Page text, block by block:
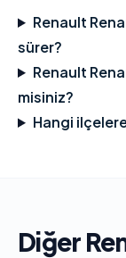
Renault
sürer?
Renault
misiniz?
Hangi
Diğer